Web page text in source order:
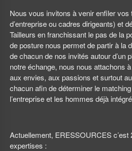
Nous vous invitons à venir enfiler vos
d’entreprise ou cadres dirigeants) et
Tailleurs en franchissant le pas de la
de posture nous permet de partir à la
de chacun de nos invités autour d’un
notre échange, nous nous attachons
aux envies, aux passions et surtout
chacun afin de déterminer le
l’entreprise et les hommes déjà
Actuellement, ERESSOURCES c’est
expertises :